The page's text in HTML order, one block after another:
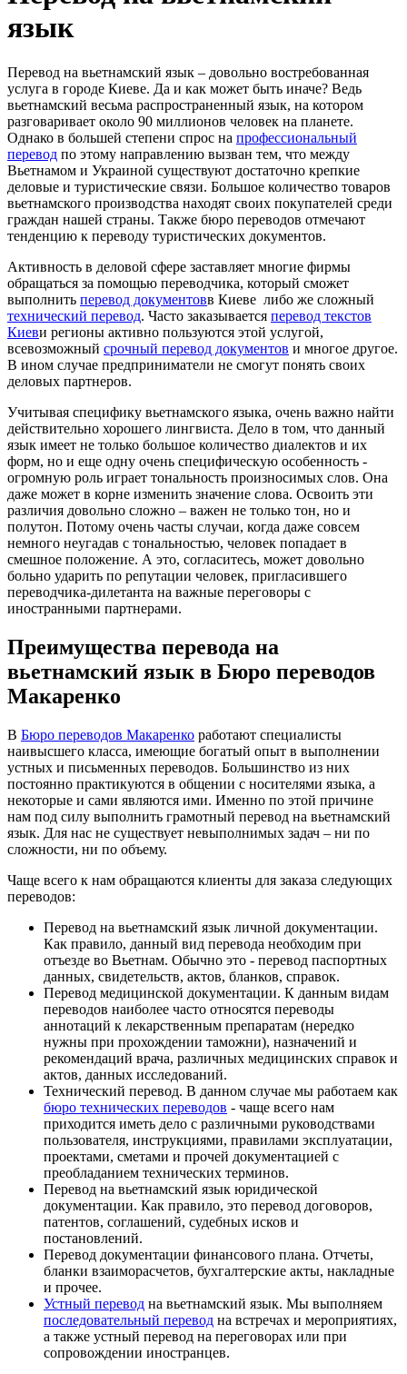
язык
Перевод на вьетнамский язык – довольно востребованная
услуга в городе Киеве. Да и как может быть иначе? Ведь
вьетнамский весьма распространенный язык, на котором
разговаривает около 90 миллионов человек на планете.
Однако в большей степени спрос на профессиональный
перевод по этому направлению вызван тем, что между
Вьетнамом и Украиной существуют достаточно крепкие
деловые и туристические связи. Большое количество товаров
вьетнамского производства находят своих покупателей среди
граждан нашей страны. Также бюро переводов отмечают
тенденцию к переводу туристических документов.
Активность в деловой сфере заставляет многие фирмы
обращаться за помощью переводчика, который сможет
выполнить перевод документовв Киеве либо же сложный
технический перевод. Часто заказывается перевод текстов
Киеви регионы активно пользуются этой услугой,
всевозможный срочный перевод документов и многое другое.
В ином случае предприниматели не смогут понять своих
деловых партнеров.
Учитывая специфику вьетнамского языка, очень важно найти
действительно хорошего лингвиста. Дело в том, что данный
язык имеет не только большое количество диалектов и их
форм, но и еще одну очень специфическую особенность -
огромную роль играет тональность произносимых слов. Она
даже может в корне изменить значение слова. Освоить эти
различия довольно сложно – важен не только тон, но и
полутон. Потому очень часты случаи, когда даже совсем
немного неугадав с тональностью, человек попадает в
смешное положение. А это, согласитесь, может довольно
больно ударить по репутации человек, пригласившего
переводчика-дилетанта на важные переговоры с
иностранными партнерами.
Преимущества перевода на
вьетнамский язык в Бюро переводов
Макаренко
В Бюро переводов Макаренко работают специалисты
наивысшего класса, имеющие богатый опыт в выполнении
устных и письменных переводов. Большинство из них
постоянно практикуются в общении с носителями языка, а
некоторые и сами являются ими. Именно по этой причине
нам под силу выполнить грамотный перевод на вьетнамский
язык. Для нас не существует невыполнимых задач – ни по
сложности, ни по объему.
Чаще всего к нам обращаются клиенты для заказа следующих
переводов:
Перевод на вьетнамский язык личной документации.
Как правило, данный вид перевода необходим при
отъезде во Вьетнам. Обычно это - перевод паспортных
данных, свидетельств, актов, бланков, справок.
Перевод медицинской документации. К данным видам
переводов наиболее часто относятся переводы
аннотаций к лекарственным препаратам (нередко
нужны при прохождении таможни), назначений и
рекомендаций врача, различных медицинских справок и
актов, данных исследований.
Технический перевод. В данном случае мы работаем как
бюро технических переводов - чаще всего нам
приходится иметь дело с различными руководствами
пользователя, инструкциями, правилами эксплуатации,
проектами, сметами и прочей документацией с
преобладанием технических терминов.
Перевод на вьетнамский язык юридической
документации. Как правило, это перевод договоров,
патентов, соглашений, судебных исков и
постановлений.
Перевод документации финансового плана. Отчеты,
бланки взаиморасчетов, бухгалтерские акты, накладные
и прочее.
Устный перевод на вьетнамский язык. Мы выполняем
последовательный перевод на встречах и мероприятиях,
а также устный перевод на переговорах или при
сопровождении иностранцев.